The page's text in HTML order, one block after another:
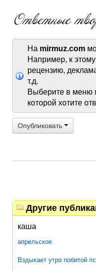
На mirmuz.com
Например, к
рецензию,
т.д.
Выберите в меню
которой хотите
Опубликовать
Другие
каша
апрельское
Вздыхает утро побитой